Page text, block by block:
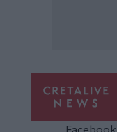
Facebook